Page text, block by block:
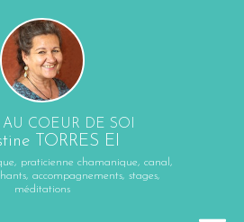
COEUR DE SOI
TORRES EI
praticienne chamanique, canal,
accompagnements, stages,
méditations